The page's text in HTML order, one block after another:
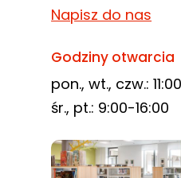
Napisz do nas
Godziny otwarcia
pon., wt., czw.:
śr., pt.: 9:00-16:00